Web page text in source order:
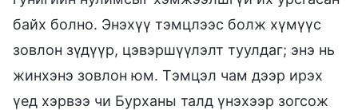
байх болно. Энэхүү тэмцлээс болж хүмүүс
зовлон зүдүүр, цэвэршүүлэлт туулдаг; энэ нь
жинхэнэ зовлон юм. Тэмцэл чам дээр ирэх
үед хэрвээ чи Бурханы талд үнэхээр зогсож